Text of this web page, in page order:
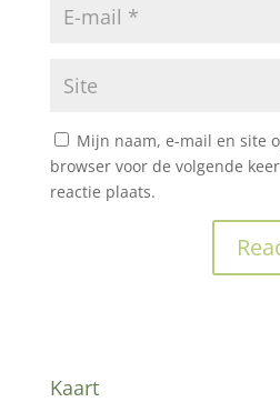
Mijn naam, e-mail en site
browser voor de volgende
reactie plaats.
Kaart